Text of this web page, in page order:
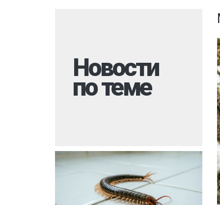
Кожеед
Долгоносик
При
Обработка
Обработка
Санитарная
Горячий туман
Холодный
Теплицы
Туалеты и
Новости
по теме